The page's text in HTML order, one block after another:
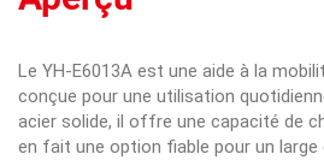
Le YH-E6013A est une aide à la
conçue pour une utilisation
acier solide, il offre une capacité de
en fait une option fiable pour un